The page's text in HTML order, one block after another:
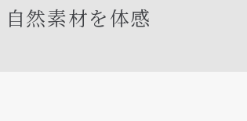
自然素材を体感